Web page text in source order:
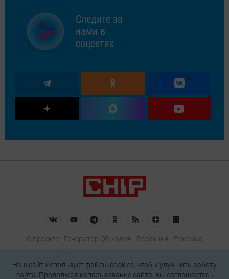
Следите за
нами в
соцсетях
О проекте Генератор QR-кодов Редакция
Реклама
Пользовательское соглашение
Политика конфиденциальности
Наш сайт использует файлы cookies, чтобы улучшить работу
сайта. Продолжая использование сайта, вы соглашаетесь